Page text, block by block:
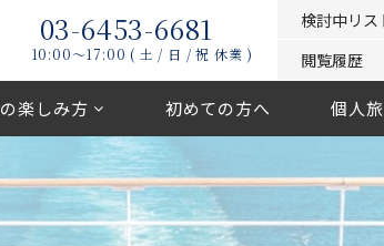
03-6453-6681
10:00〜17:00 ( 土 / 日 / 祝 休業 )
検討中リス
閲覧履歴
楽しみ方 初めての方へ 個人